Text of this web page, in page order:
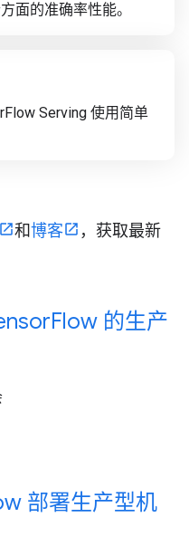
面的准确率性能。
Serving 使用简单
和博客
，获取最新
Flow 的生产
部署生产型机